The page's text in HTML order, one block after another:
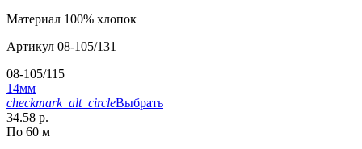
Материал 100% хлопок
Артикул 08-105/131
08-105/115
14мм
checkmark_alt_circleВыбрать
34.58 р.
По 60 м